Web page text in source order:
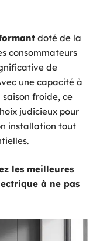
doté de la
consommateurs
de
une capacité à
froide, ce
judicieux pour
installation tout
les meilleures
à ne pas